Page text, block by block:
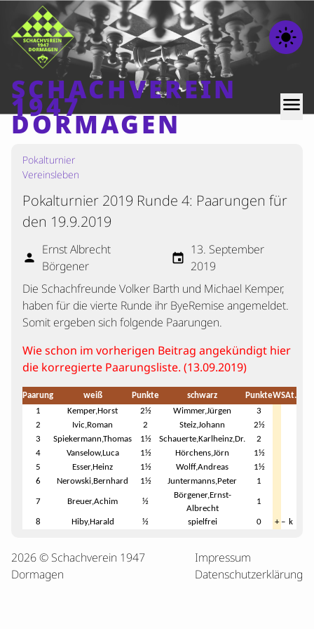
light_mode
SCHACHVEREIN
1947
DORMAGEN
menu
Home
Mannschaften
Termine
Verschiedenes
Kontakt
Pokalturnier
Vereinsleben
Pokalturnier 2019 Runde 4: Paarungen für
den 19.9.2019
person
Ernst Albrecht
Börgener
event
13. September
2019
Die Schachfreunde Volker Barth und Michael Kemper,
haben für die vierte Runde ihr ByeRemise angemeldet.
Somit ergeben sich folgende Paarungen.
Wie schon im vorherigen Beitrag angekündigt hier
die korregierte Paarungsliste. (13.09.2019)
Paarung weiß Punkte schwarz PunkteWSAt.
1
Kemper,Horst 2½ Wimmer,Jürgen
3
2
Ivic,Roman 2 Steiz,Johann
2½
3
Spiekermann,Thomas 1½ Schauerte,Karlheinz,Dr.
2
4
Vanselow,Luca 1½ Hörchens,Jörn
1½
5
Esser,Heinz 1½ Wolff,Andreas
1½
6
Nerowski,Bernhard 1½ Juntermanns,Peter 1
7 Breuer,Achim ½
Börgener,Ernst-
Albrecht
1
8 Hiby,Harald ½ spielfrei 0 + – k
2026 © Schachverein 1947
Dormagen
Impressum
Datenschutzerklärung